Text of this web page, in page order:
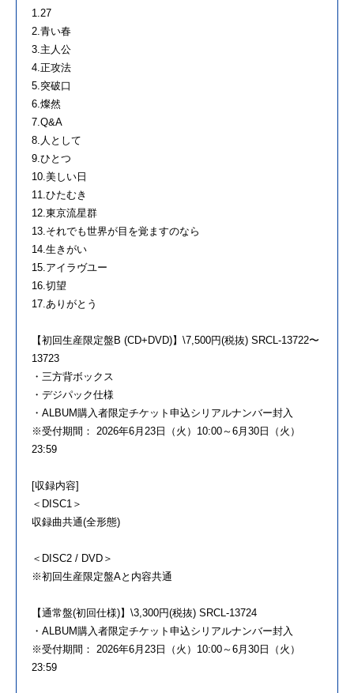
1.27
2.青い春
3.主人公
4.正攻法
5.突破口
6.燦然
7.Q&A
8.人として
9.ひとつ
10.美しい日
11.ひたむき
12.東京流星群
13.それでも世界が目を覚ますのなら
14.生きがい
15.アイラヴユー
16.切望
17.ありがとう
【初回生産限定盤B (CD+DVD)】\7,500円(税抜) SRCL-13722〜
13723
・三方背ボックス
・デジパック仕様
・ALBUM購入者限定チケット申込シリアルナンバー封入
※受付期間： 2026年6月23日（火）10:00～6月30日（火）
23:59
[収録内容]
＜DISC1＞
収録曲共通(全形態)
＜DISC2 / DVD＞
※初回生産限定盤Aと内容共通
【通常盤(初回仕様)】\3,300円(税抜) SRCL-13724
・ALBUM購入者限定チケット申込シリアルナンバー封入
※受付期間： 2026年6月23日（火）10:00～6月30日（火）
23:59